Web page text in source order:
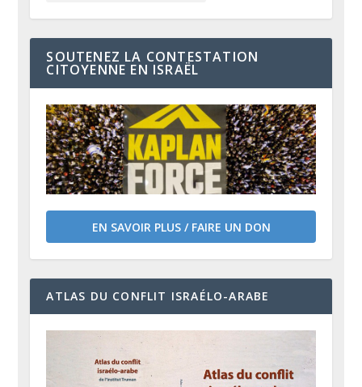
SOUTENEZ LA CONTESTATION
CITOYENNE EN ISRAËL
EN SAVOIR PLUS / FAIRE UN DON
ATLAS DU CONFLIT ISRAÉLO-ARABE